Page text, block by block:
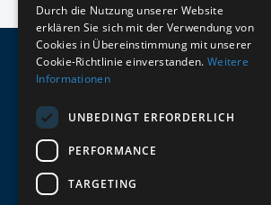
ZUM NEWSLETTER ANMELDEN
Melde dich jetzt zum Newsletter an
und erhalte 5%
Bestellung.
Durch die Nutzung unserer Website
erklären Sie sich mit der Verwendung von
Cookies in Übereinstimmung mit unserer
Cookie-Richtlinie einverstanden. Weitere
Informationen
UNBEDINGT ERFORDERLICH
PERFORMANCE
TARGETING